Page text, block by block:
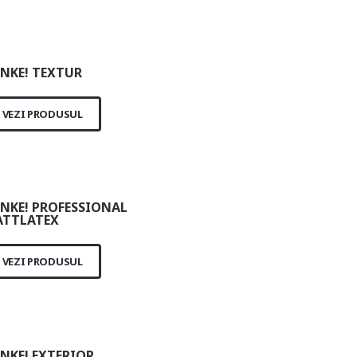
TEXTUR
VEZI PRODUSUL
PROFESSIONAL
VEZI PRODUSUL